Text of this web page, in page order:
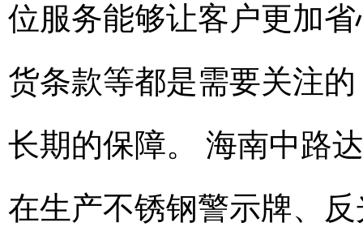
位服务能够让客户更加
货条款等都是需要关注
长期的保障。 海南中路
在生产不锈钢警示牌、